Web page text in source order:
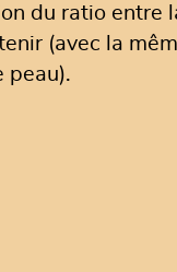
du ratio entre
(avec la
peau).